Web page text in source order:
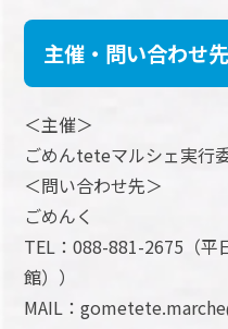
主催・問い合わせ先
＜主催＞
ごめんteteマルシェ実行
＜問い合わせ先＞
ごめんく
TEL：088-881-2675（平
館））
MAIL：